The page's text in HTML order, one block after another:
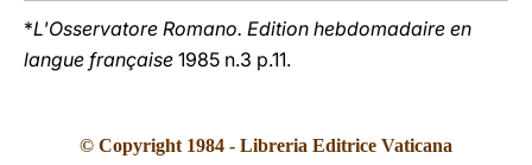
*L'Osservatore Romano. Edition hebdomadaire en
langue française 1985 n.3 p.11.
© Copyright 1984 - Libreria Editrice Vaticana